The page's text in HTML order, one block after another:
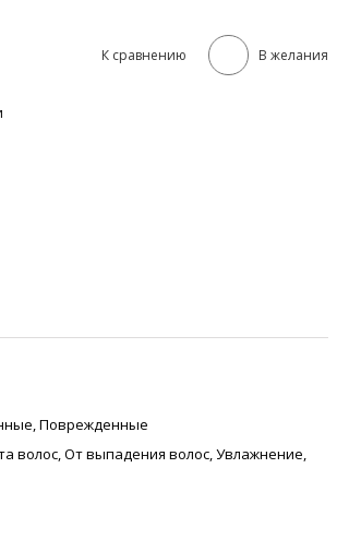
К сравнению В желания
,Поврежденные
волос,От выпадения волос,Увлажнение,